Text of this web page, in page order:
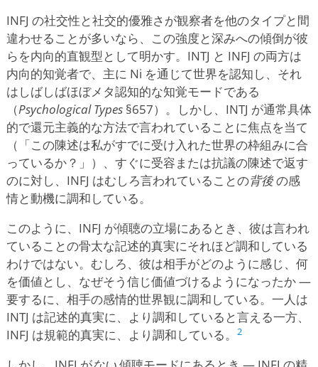
INFJ の社交性と社交的優雅さが観察者を他のタイプと間
違わせることが多いなら、この強度と深みへの傾倒が彼
らを内向的直観型として明かす。INTJ と INFJ の両方は
内向的知覚者で、主に Ni を通じて世界を認知し、それ
はしばしばほぼメタ認知的な知覚モードである
（Psychological Types §657）。しかし、INTJ が通常具体
的で還元主義的な方法で言われていることに焦点を当て
（「この陳述は私がすでに受け入れた世界の枠組みに合
っているか？」）、すぐに受容または抗議の陳述で返す
のに対し、INFJ はむしろ言われていることの背後の感
情と動機に調和している。
このように、INFJ が傾聴の立場にあるとき、彼は言われ
ていることの骨太な記述的真実にそれほど調和している
わけではない。むしろ、彼は相手がどのように感じ、何
を価値とし、なぜそう信じ価値づけるようになったか —
要するに、相手の感情的世界観に調和している。一人は
INTJ は記述的真実に、より調和していると言える一方、
INFJ は規範的真実に、より調和している。
2